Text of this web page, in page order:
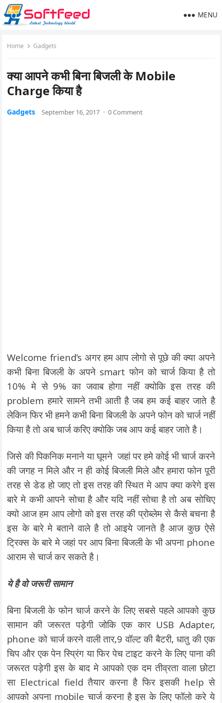
MENU
Home Gadgets
क्या आपने कभी बिना बिजली के Mobile
Charge किया है
Gadgets September 16, 2017 · 0 Comment
Welcome friend’s अगर हम आप लोगो से पूछे की क्या अपने
कभी बिना बिजली के अपने smart फोन को चार्ज किया है तो
10% मे से 9% का जवाब होगा नहीं क्योकि इस तरह की
problem हमारे सामने तभी आती है जब हम कई बाहर जाते है
लेकिन फिर भी हमने कभी बिना बिजली के अपने फोन को चार्ज नहीं
किया है तो अब चार्ज करिए क्योकि जब आप कई बाहर जाते है।
जिसे कीपिकनिक मनाने या घूमने जहां पर हमे कोई भी चार्ज करने
की जगह न मिले और न ही कोई बिजली मिले और हमारा फोन पूरी
तरह से डेड हो जाए तो इस तरह की स्थित मे आप क्या करेगे इस
बारे मे कभी आपने सोचा है और यदि नहीं सोचा है तो अब सोचिए
क्यो आज हम आप लोगो को इस तरह की प्रोब्लेम से कैसे बचना है
इस के बारे मे बताने वाले है तो आइये जानते है आज कुछ ऐसे
ट्रिक्स के बारे मे जहां पर आप बिना बिजली के भी अपना phone
आराम से चार्ज कर सकते है।
ये है वो जरूरी सामान
बिना बिजली के फोन चार्ज करने के लिए सबसे पहले आपको कुछ
सामान की जरूरत पड़ेगी जोकि एक कार USB Adapter,
phone को चार्ज करने वाली तार,9 वॉल्ट की बैटरी, धातु की एक
चिप और एक पेन स्प्रिंग या फिर पेच टाइट करने के लिए पाना की
जरूरत पड़ेगी इस के बाद मे आपको एक दम तीव्रता वाला छोटा
सा Electrical field तैयार करना है फिर इसकी help से
आपको अपना mobile चार्ज करना है इस के लिए फॉलो करे ये